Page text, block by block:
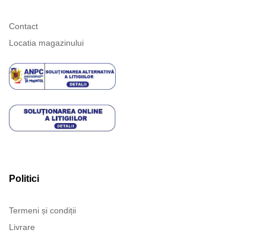
Contact
Locatia magazinului
Politici
Termeni și condiții
Livrare